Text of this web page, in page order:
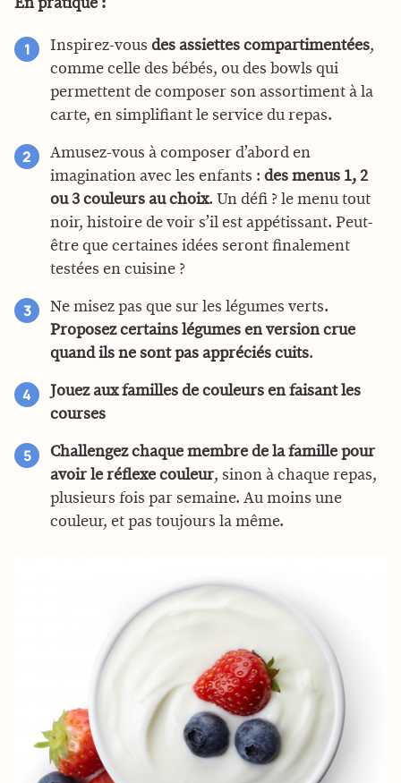
En pratique :
Inspirez-vous des assiettes compartimentées,
comme celle des bébés, ou des bowls qui
permettent de composer son assortiment à la
carte, en simplifiant le service du repas.
Amusez-vous à composer d’abord en
imagination avec les enfants : des menus 1, 2
ou 3 couleurs au choix. Un défi ? le menu tout
noir, histoire de voir s’il est appétissant. Peut-
être que certaines idées seront finalement
testées en cuisine ?
Ne misez pas que sur les légumes verts.
Proposez certains légumes en version crue
quand ils ne sont pas appréciés cuits.
Jouez aux familles de couleurs en faisant les
courses
Challengez chaque membre de la famille pour
avoir le réflexe couleur, sinon à chaque repas,
plusieurs fois par semaine. Au moins une
couleur, et pas toujours la même.